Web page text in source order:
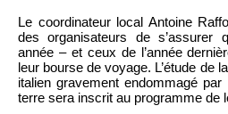
Le coordinateur local Antoine
des organisateurs de s’assurer
année – et ceux de l’année
leur bourse de voyage. L’étude de
italien gravement endommagé
terre sera inscrit au programme de